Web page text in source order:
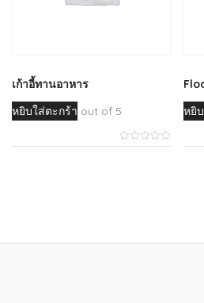
เก้าอี้ทานอาหาร
หยิบใส่ตะกร้า out of 5 หยิ